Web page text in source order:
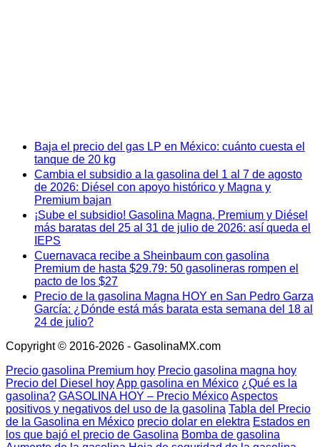
Baja el precio del gas LP en México: cuánto cuesta el
tanque de 20 kg
Cambia el subsidio a la gasolina del 1 al 7 de agosto
de 2026: Diésel con apoyo histórico y Magna y
Premium bajan
¡Sube el subsidio! Gasolina Magna, Premium y Diésel
más baratas del 25 al 31 de julio de 2026: así queda el
IEPS
Cuernavaca recibe a Sheinbaum con gasolina
Premium de hasta $29.79: 50 gasolineras rompen el
pacto de los $27
Precio de la gasolina Magna HOY en San Pedro Garza
García: ¿Dónde está más barata esta semana del 18 al
24 de julio?
Copyright © 2016-2026 - GasolinaMX.com
Precio gasolina Premium hoy Precio gasolina magna hoy
Precio del Diesel hoyApp gasolina en México ¿Qué es la
gasolina? GASOLINA HOY – Precio MéxicoAspectos
positivos y negativos del uso de la gasolina Tabla del Precio
de la Gasolina en México precio dolar en elektra Estados en
los que bajó el precio de Gasolina Bomba de gasolina